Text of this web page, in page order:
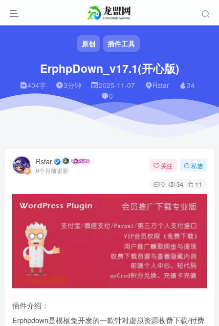
原创 插件工具
ErphpDown_v17.1(开心版)
404字 3分钟 2025-11-07 Rstar
34
0
Rstar
9个月前更新
关注 私信
0 34 11
插件介绍：
Erphpdown是模板兔开发的一款针对虚拟资源收费下载/付费